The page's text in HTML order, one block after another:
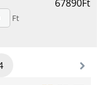
világításról , nálunk
– hozd fénybe az
67890Ft
Ft